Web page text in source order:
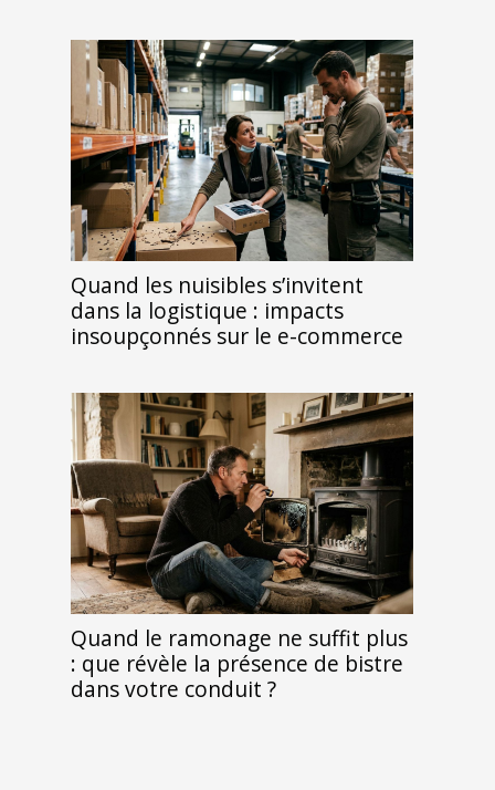
Quand les nuisibles s’invitent
dans la logistique : impacts
insoupçonnés sur le e-commerce
Quand le ramonage ne suffit plus
: que révèle la présence de bistre
dans votre conduit ?